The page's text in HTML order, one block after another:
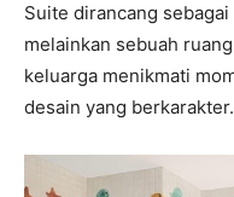
Suite dirancang
melainkan sebuah
keluarga menikmati
desain yang berkarakter.